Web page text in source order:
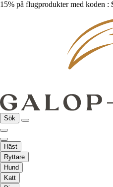
15% på flugprodukter med koden :
Sök
Häst
Ryttare
Hund
Katt